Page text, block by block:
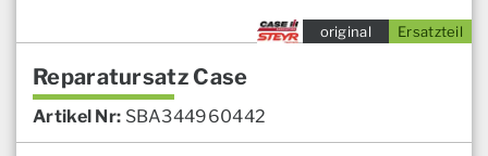
Ersatzteil
original
Reparatursatz Case
Artikel Nr: SBA344960442